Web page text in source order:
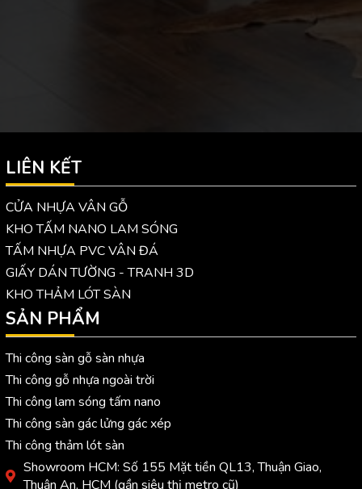
LIÊN KẾT
CỬA NHỰA VÂN GỖ
KHO TẤM NANO LAM SÓNG
TẤM NHỰA PVC VÂN ĐÁ
GIẤY DÁN TƯỜNG - TRANH 3D
KHO THẢM LÓT SÀN
SẢN PHẨM
Thi công sàn gỗ sàn nhựa
Thi công gỗ nhựa ngoài trời
Thi công lam sóng tấm nano
Thi công sàn gác lửng gác xép
Thi công thảm lót sàn
Showroom HCM: Số 155 Mặt tiền QL13, Thuận Giao,
Thuận An, HCM (gần siêu thị metro cũ)